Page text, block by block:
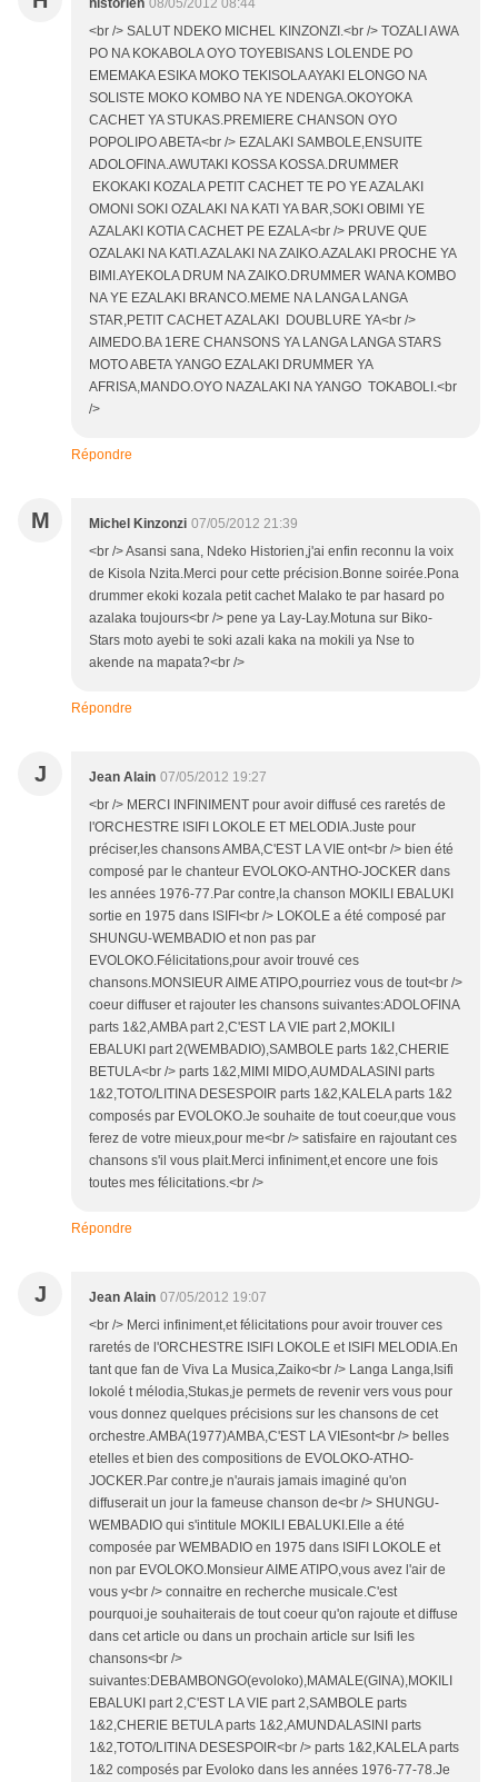
<br /> SALUT NDEKO MICHEL KINZONZI.<br /> TOZALI AWA
PO NA KOKABOLA OYO TOYEBISANS LOLENDE PO
EMEMAKA ESIKA MOKO TEKISOLA AYAKI ELONGO NA
SOLISTE MOKO KOMBO NA YE NDENGA.OKOYOKA
CACHET YA STUKAS.PREMIERE CHANSON OYO
POPOLIPO ABETA<br /> EZALAKI SAMBOLE,ENSUITE
ADOLOFINA.AWUTAKI KOSSA KOSSA.DRUMMER
EKOKAKI KOZALA PETIT CACHET TE PO YE AZALAKI
OMONI SOKI OZALAKI NA KATI YA BAR,SOKI OBIMI YE
AZALAKI KOTIA CACHET PE EZALA<br /> PRUVE QUE
OZALAKI NA KATI.AZALAKI NA ZAIKO.AZALAKI PROCHE YA
BIMI.AYEKOLA DRUM NA ZAIKO.DRUMMER WANA KOMBO
NA YE EZALAKI BRANCO.MEME NA LANGA LANGA
STAR,PETIT CACHET AZALAKI DOUBLURE YA<br />
AIMEDO.BA 1ERE CHANSONS YA LANGA LANGA STARS
MOTO ABETA YANGO EZALAKI DRUMMER YA
AFRISA,MANDO.OYO NAZALAKI NA YANGO TOKABOLI.<br
/>
Répondre
M Michel Kinzonzi 07/05/2012 21:39
<br /> Asansi sana, Ndeko Historien,j'ai enfin reconnu la voix
de Kisola Nzita.Merci pour cette précision.Bonne soirée.Pona
drummer ekoki kozala petit cachet Malako te par hasard po
azalaka toujours<br /> pene ya Lay-Lay.Motuna sur Biko-
Stars moto ayebi te soki azali kaka na mokili ya Nse to
akende na mapata?<br />
Répondre
J Jean Alain 07/05/2012 19:27
<br /> MERCI INFINIMENT pour avoir diffusé ces raretés de
l'ORCHESTRE ISIFI LOKOLE ET MELODIA.Juste pour
préciser,les chansons AMBA,C'EST LA VIE ont<br /> bien été
composé par le chanteur EVOLOKO-ANTHO-JOCKER dans
les années 1976-77.Par contre,la chanson MOKILI EBALUKI
sortie en 1975 dans ISIFI<br /> LOKOLE a été composé par
SHUNGU-WEMBADIO et non pas par
EVOLOKO.Félicitations,pour avoir trouvé ces
chansons.MONSIEUR AIME ATIPO,pourriez vous de tout<br />
coeur diffuser et rajouter les chansons suivantes:ADOLOFINA
parts 1&2,AMBA part 2,C'EST LA VIE part 2,MOKILI
EBALUKI part 2(WEMBADIO),SAMBOLE parts 1&2,CHERIE
BETULA<br /> parts 1&2,MIMI MIDO,AUMDALASINI parts
1&2,TOTO/LITINA DESESPOIR parts 1&2,KALELA parts 1&2
composés par EVOLOKO.Je souhaite de tout coeur,que vous
ferez de votre mieux,pour me<br /> satisfaire en rajoutant ces
chansons s'il vous plait.Merci infiniment,et encore une fois
toutes mes félicitations.<br />
Répondre
J Jean Alain 07/05/2012 19:07
<br /> Merci infiniment,et félicitations pour avoir trouver ces
raretés de l'ORCHESTRE ISIFI LOKOLE et ISIFI MELODIA.En
tant que fan de Viva La Musica,Zaiko<br /> Langa Langa,Isifi
lokolé t mélodia,Stukas,je permets de revenir vers vous pour
vous donnez quelques précisions sur les chansons de cet
orchestre.AMBA(1977)AMBA,C'EST LA VIEsont<br /> belles
etelles et bien des compositions de EVOLOKO-ATHO-
JOCKER.Par contre,je n'aurais jamais imaginé qu'on
diffuserait un jour la fameuse chanson de<br /> SHUNGU-
WEMBADIO qui s'intitule MOKILI EBALUKI.Elle a été
composée par WEMBADIO en 1975 dans ISIFI LOKOLE et
non par EVOLOKO.Monsieur AIME ATIPO,vous avez l'air de
vous y<br /> connaitre en recherche musicale.C'est
pourquoi,je souhaiterais de tout coeur qu'on rajoute et diffuse
dans cet article ou dans un prochain article sur Isifi les
chansons<br />
suivantes:DEBAMBONGO(evoloko),MAMALE(GINA),MOKILI
EBALUKI part 2,C'EST LA VIE part 2,SAMBOLE parts
1&2,CHERIE BETULA parts 1&2,AMUNDALASINI parts
1&2,TOTO/LITINA DESESPOIR<br /> parts 1&2,KALELA parts
1&2 composés par Evoloko dans les années 1976-77-78.Je